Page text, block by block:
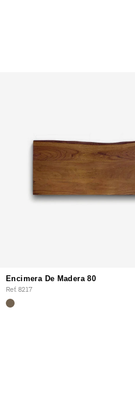
Encimera De Madera 80
Ref. 8217